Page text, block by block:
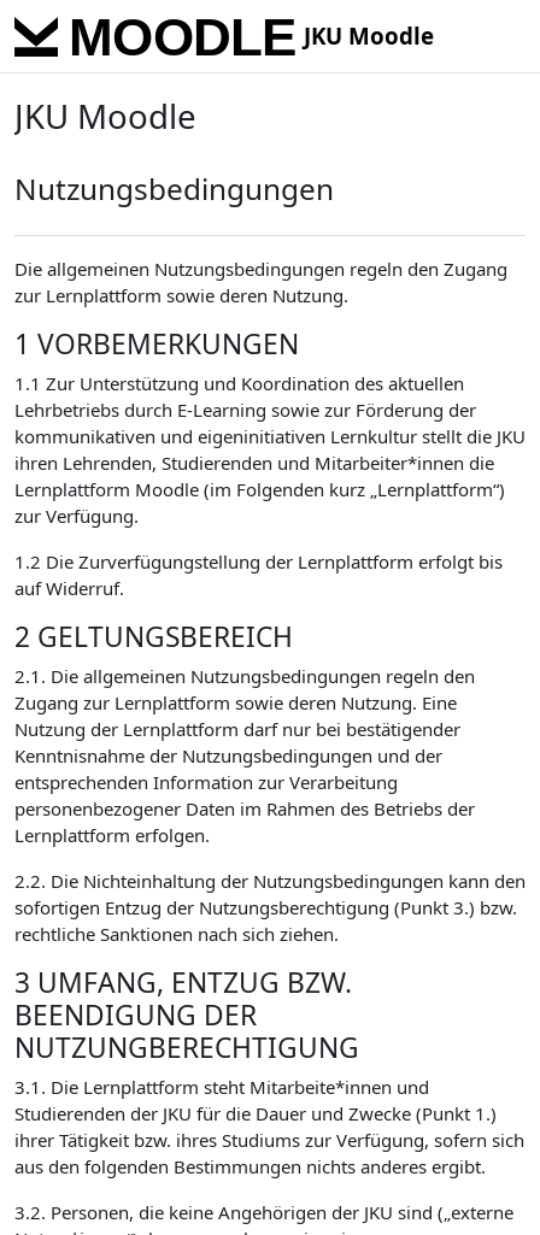
Skip to main content
JKU Moodle
JKU Moodle
Nutzungsbedingungen
Die allgemeinen Nutzungsbedingungen regeln den Zugang
zur Lernplattform sowie deren Nutzung.
1 VORBEMERKUNGEN
1.1 Zur Unterstützung und Koordination des aktuellen
Lehrbetriebs durch E-Learning sowie zur Förderung der
kommunikativen und eigeninitiativen Lernkultur stellt die JKU
ihren Lehrenden, Studierenden und Mitarbeiter*innen die
Lernplattform Moodle (im Folgenden kurz „Lernplattform“)
zur Verfügung.
1.2 Die Zurverfügungstellung der Lernplattform erfolgt bis
auf Widerruf.
2 GELTUNGSBEREICH
2.1. Die allgemeinen Nutzungsbedingungen regeln den
Zugang zur Lernplattform sowie deren Nutzung. Eine
Nutzung der Lernplattform darf nur bei bestätigender
Kenntnisnahme der Nutzungsbedingungen und der
entsprechenden Information zur Verarbeitung
personenbezogener Daten im Rahmen des Betriebs der
Lernplattform erfolgen.
2.2. Die Nichteinhaltung der Nutzungsbedingungen kann den
sofortigen Entzug der Nutzungsberechtigung (Punkt 3.) bzw.
rechtliche Sanktionen nach sich ziehen.
3 UMFANG, ENTZUG BZW.
BEENDIGUNG DER
NUTZUNGBERECHTIGUNG
3.1. Die Lernplattform steht Mitarbeite*innen und
Studierenden der JKU für die Dauer und Zwecke (Punkt 1.)
ihrer Tätigkeit bzw. ihres Studiums zur Verfügung, sofern sich
aus den folgenden Bestimmungen nichts anderes ergibt.
3.2. Personen, die keine Angehörigen der JKU sind („externe